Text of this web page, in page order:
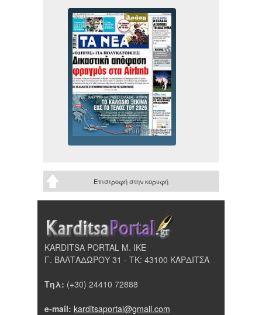
Επιστροφή στην κορυφή
KARDITSA PORTAL Μ. ΙΚΕ
Γ. ΒΑΛΤΑΔΩΡΟΥ 31 - ΤΚ: 43100 ΚΑΡΔΙΤΣΑ
Τηλ: (+30) 24410 72888
e-mail: karditsaportal@gmail.com